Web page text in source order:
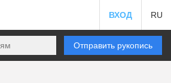
ВХОД RU
Отправить рукопись